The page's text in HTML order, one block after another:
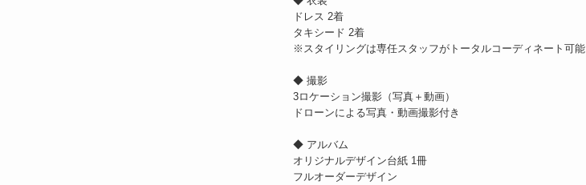
ドレス 2着
タキシード 2着
※スタイリングは専任スタッフがトータルコーディネート可能
◆ 撮影
3ロケーション撮影（写真＋動画）
ドローンによる写真・動画撮影付き
◆ アルバム
オリジナルデザイン台紙 1冊
フルオーダーデザイン